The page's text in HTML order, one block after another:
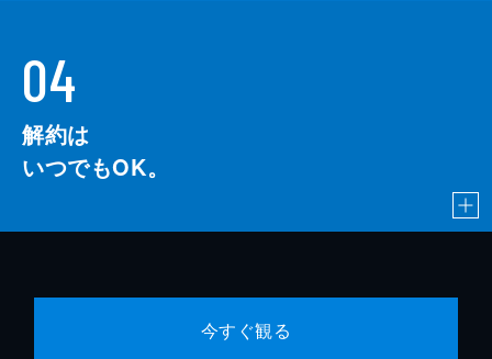
04
解約は
いつでもOK。
今すぐ観る